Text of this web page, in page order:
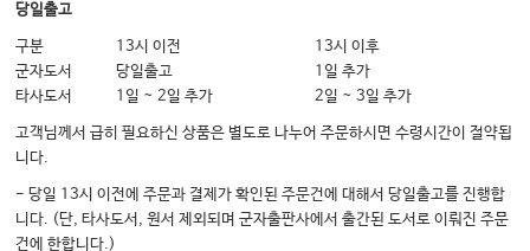
당일출고
구분 13시 이전
13시 이후
군자도서
당일출고
1일 추가
타사도서
1일 ~ 2일 추가 2일 ~ 3일 추가
고객님께서 급히 필요하신 상품은 별도로 나누어 주문하시면 수령시간이 절약됩
니다.
- 당일 13시 이전에 주문과 결제가 확인된 주문건에 대해서 당일출고를 진행합
니다. (단, 타사도서, 원서 제외되며 군자출판사에서 출간된 도서로 이뤄진 주문
건에 한합니다.)